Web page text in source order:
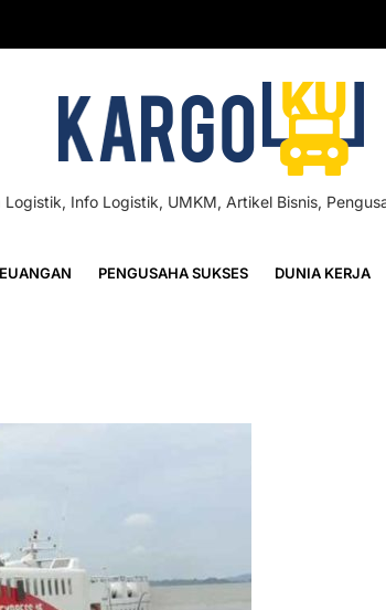
Logistik, Info Logistik, UMKM, Artikel Bisnis,
PENGUSAHA SUKSES DUNIA KERJA